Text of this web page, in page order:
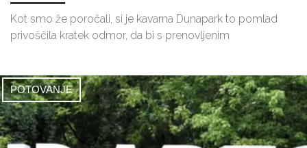
Kot smo že poročali, si je kavarna Dunapark to pomlad
privoščila kratek odmor, da bi s prenovljenim
POTOVANJE